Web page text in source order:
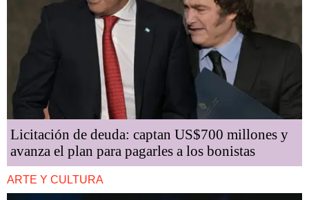
Licitación de deuda: captan US$700 millones y
avanza el plan para pagarles a los bonistas
ARTE Y CULTURA